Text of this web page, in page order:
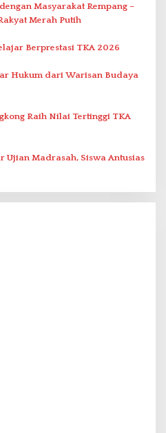
Masyarakat Rempang –
Merah Putih
Berprestasi TKA 2026
Hukum dari Warisan Budaya
Raih Nilai Tertinggi TKA
Ujian Madrasah, Siswa Antusias